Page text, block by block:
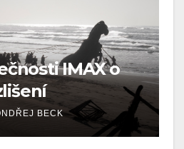
IMAX o
BECK